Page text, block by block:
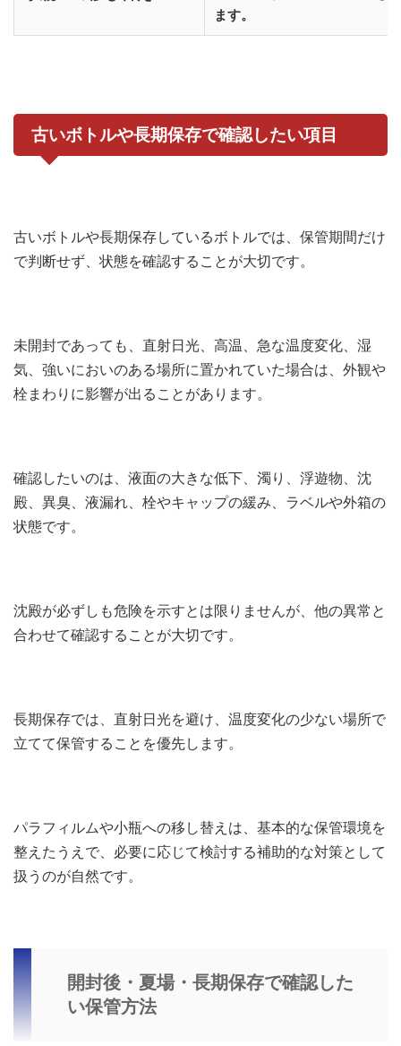
ます。
古いボトルや長期保存で確認したい項目
古いボトルや長期保存しているボトルでは、保管期間だけ
で判断せず、状態を確認することが大切です。
未開封であっても、直射日光、高温、急な温度変化、湿
気、強いにおいのある場所に置かれていた場合は、外観や
栓まわりに影響が出ることがあります。
確認したいのは、液面の大きな低下、濁り、浮遊物、沈
殿、異臭、液漏れ、栓やキャップの緩み、ラベルや外箱の
状態です。
沈殿が必ずしも危険を示すとは限りませんが、他の異常と
合わせて確認することが大切です。
長期保存では、直射日光を避け、温度変化の少ない場所で
立てて保管することを優先します。
パラフィルムや小瓶への移し替えは、基本的な保管環境を
整えたうえで、必要に応じて検討する補助的な対策として
扱うのが自然です。
開封後・夏場・長期保存で確認した
い保管方法